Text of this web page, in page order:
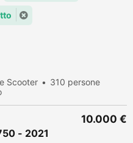
Scooter
310 persone
- 2021
10.000 €